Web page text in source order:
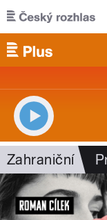
Přejít k hlavnímu
Zahraniční